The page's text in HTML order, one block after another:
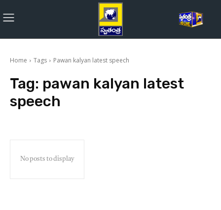
Home Tags Pawan kalyan latest speech
Tag: pawan kalyan latest
speech
No posts to display